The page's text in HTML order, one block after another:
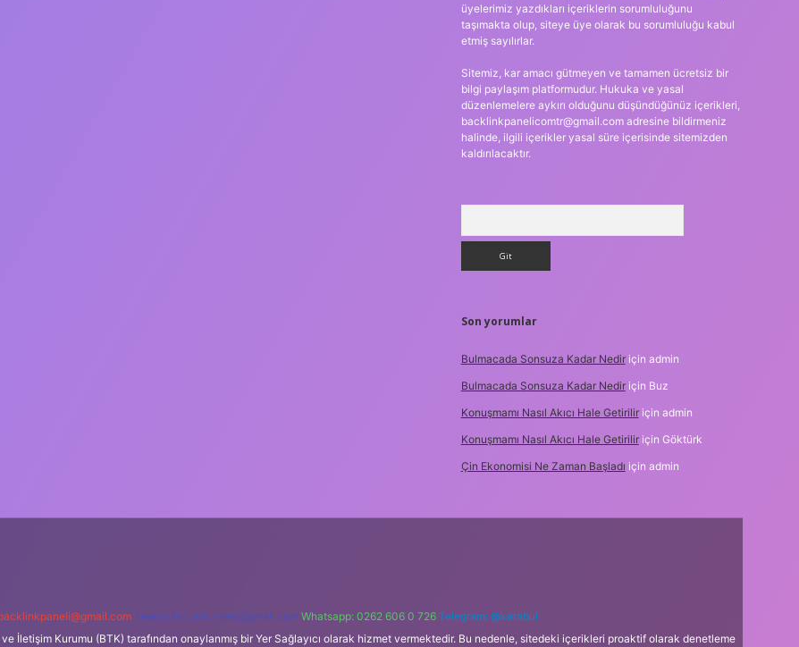
üyelerimiz yazdıkları içeriklerin sorumluluğunu
taşımakta olup, siteye üye olarak bu sorumluluğu kabul
etmiş sayılırlar.
Sitemiz, kar amacı gütmeyen ve tamamen ücretsiz bir
bilgi paylaşım platformudur. Hukuka ve yasal
düzenlemelere aykırı olduğunu düşündüğünüz içerikleri,
backlinkpanelicomtr@gmail.comadresine bildirmeniz
halinde, ilgili içerikler yasal süre içerisinde sitemizden
kaldırılacaktır.
Son yorumlar
Bulmacada Sonsuza Kadar Nediriçin admin
Bulmacada Sonsuza Kadar Nediriçin Buz
Konuşmamı Nasıl Akıcı Hale Getiriliriçin admin
Konuşmamı Nasıl Akıcı Hale Getiriliriçin Göktürk
Çin Ekonomisi Ne Zaman Başladı için admin
Teams: forumhizmeti@gmail.com Whatsapp: 0262 606 0 726 Telegram: @karabul
İletişim Kurumu (BTK) tarafından onaylanmış bir Yer Sağlayıcı olarak hizmet vermektedir. Bu nedenle, sitedeki içerikleri proaktif olarak denetleme